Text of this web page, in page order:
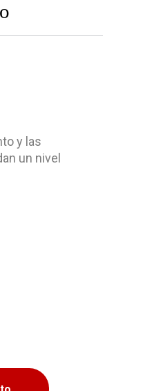
y las
un nivel
Derecho quantity